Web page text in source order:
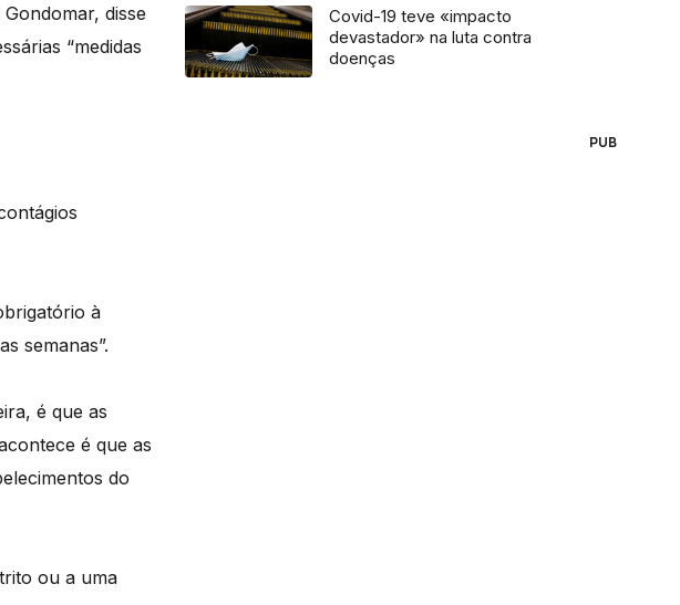
disse
“medidas
à
semanas”.
é que as
é que as
do
ou a uma
Covid-19 teve «impacto
devastador» na luta contra
doenças
PUB